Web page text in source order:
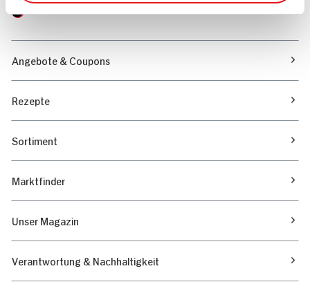
Folgen Sie uns auf TikTok
Angebote & Coupons
Rezepte
Sortiment
Marktfinder
Unser Magazin
Verantwortung & Nachhaltigkeit